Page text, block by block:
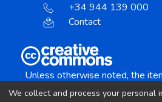
+34 944 139 000
Contact
Unless otherwise noted, the
We collect and process your personal